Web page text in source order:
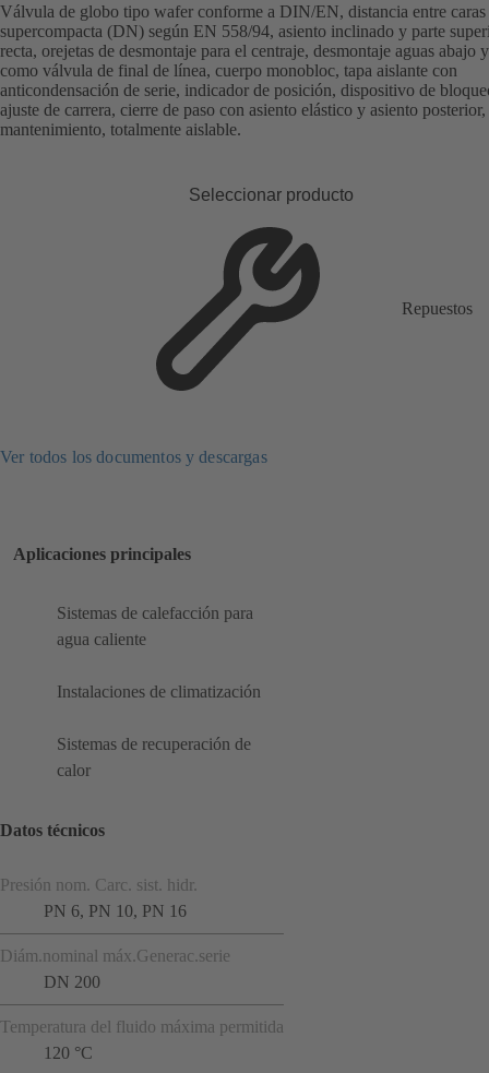
Válvula de globo tipo wafer conforme a DIN/EN, distancia entre caras
supercompacta (DN) según EN 558/94, asiento inclinado y parte
recta, orejetas de desmontaje para el centraje, desmontaje aguas abajo
como válvula de final de línea, cuerpo monobloc, tapa aislante con
anticondensación de serie, indicador de posición, dispositivo de
ajuste de carrera, cierre de paso con asiento elástico y asiento
mantenimiento, totalmente aislable.
Seleccionar producto
Repuestos
Ver todos los documentos y descargas
Aplicaciones principales
Sistemas de calefacción para
agua caliente
Instalaciones de climatización
Sistemas de recuperación de
calor
Datos técnicos
Presión nom. Carc. sist. hidr.
PN 6, PN 10, PN 16
Diám.nominal máx.Generac.serie
DN 200
Temperatura del fluido máxima permitida
120 °C